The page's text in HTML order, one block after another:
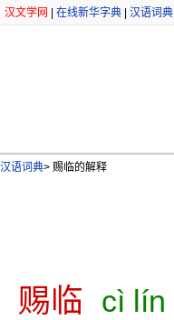
汉文学网 在线新华字典 汉语词典
汉语词典> 赐临的解释
赐临 cì lín